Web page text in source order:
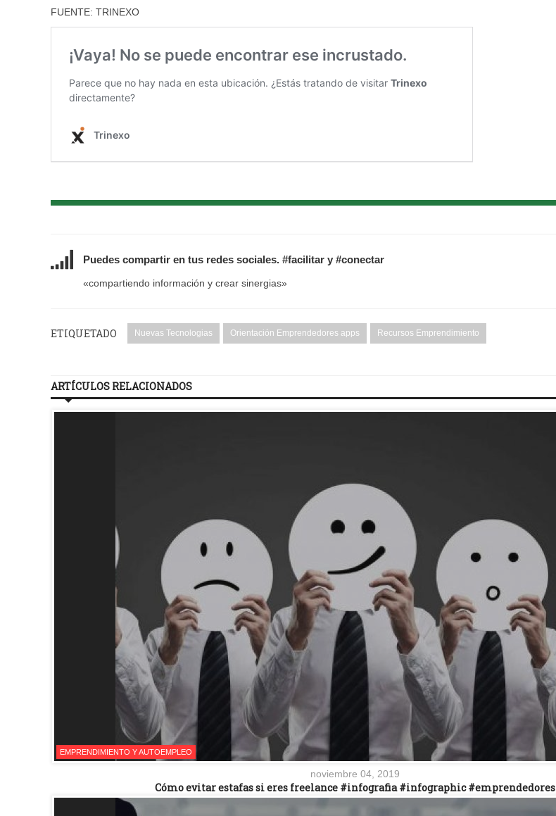
FUENTE: TRINEXO
Puedes compartir en tus redes sociales. #facilitar y #conectar
«compartiendo información y crear sinergias»
ETIQUETADO Nuevas Tecnologias Orientación Emprendedores apps Recursos Emprendimiento
ARTÍCULOS RELACIONADOS
EMPRENDIMIENTO Y AUTOEMPLEO
noviembre 04, 2019
Cómo evitar estafas si eres freelance #infografia #infographic #emprendedores